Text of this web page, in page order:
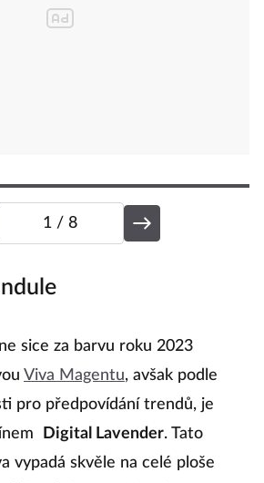
1 / 8
sice za barvu roku 2023
Viva Magentu, avšak podle
pro předpovídání trendů, je
Digital Lavender. Tato
vypadá skvěle na celé ploše